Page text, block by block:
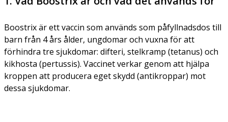
Boostrix är ett vaccin som används som påfyllnadsdos till
barn från 4 års ålder, ungdomar och vuxna för att
förhindra tre sjukdomar: difteri, stelkramp (tetanus) och
kikhosta (pertussis). Vaccinet verkar genom att hjälpa
kroppen att producera eget skydd (antikroppar) mot
dessa sjukdomar.